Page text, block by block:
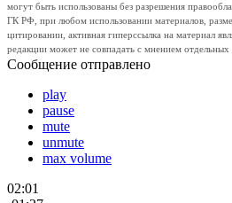
могут быть использованы без разрешения
ГК РФ, при любом использовании материалов,
цитировании, активная гиперссылка на материал
редакции может не совпадать с мнением отдельных
Сообщение отправлено
play
pause
mute
unmute
max volume
02:01